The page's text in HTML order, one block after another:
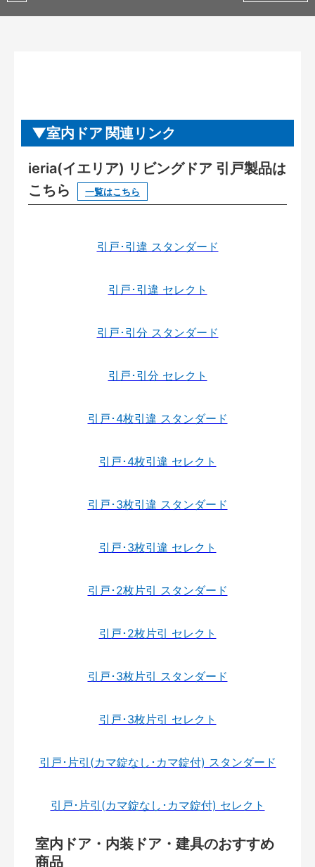
室内ドア 関連リンク
ieria(イエリア) リビングドア 引戸製品は
こちら
一覧はこちら
引戸･引違 スタンダード
引戸･引違 セレクト
引戸･引分 スタンダード
引戸･引分 セレクト
引戸･4枚引違 スタンダード
引戸･4枚引違 セレクト
引戸･3枚引違 スタンダード
引戸･3枚引違 セレクト
引戸･2枚片引 スタンダード
引戸･2枚片引 セレクト
引戸･3枚片引 スタンダード
引戸･3枚片引 セレクト
引戸･片引(カマ錠なし･カマ錠付) スタンダード
引戸･片引(カマ錠なし･カマ錠付) セレクト
室内ドア・内装ドア・建具のおすすめ
商品